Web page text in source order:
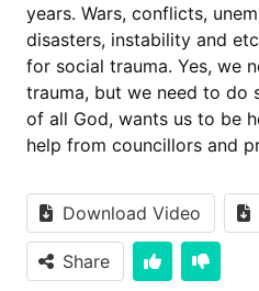
years. Wars, conflicts,
disasters, instability and
for social trauma. Yes, we
trauma, but we need to do
of all God, wants us to be
help from councillors and
Download Video
Share